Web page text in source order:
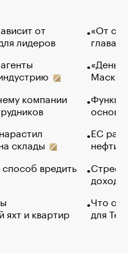
от
лидеров
компании
склады
вредить
и квартир
«От
глава
Маск в
основ
ЕС
нефти
Что
для